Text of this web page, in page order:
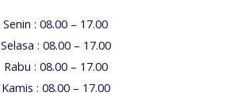
Senin : 08.00 – 17.00
Selasa : 08.00 – 17.00
Rabu : 08.00 – 17.00
Kamis : 08.00 – 17.00